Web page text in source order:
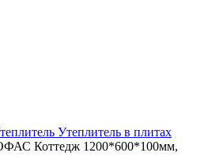
Утеплитель в плитах
Коттедж 1200*600*100мм,